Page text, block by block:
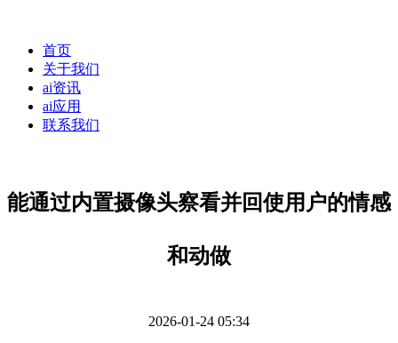
首页
关于我们
ai资讯
ai应用
联系我们
能通过内置摄像头察看并回使用户的情感
和动做
2026-01-24 05:34